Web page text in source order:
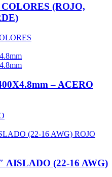
(ROJO,
– ACERO
(22-16 AWG)